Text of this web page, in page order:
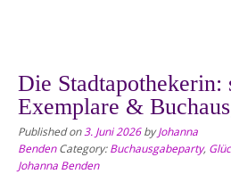
Die Stadtapothekerin:
Exemplare &
Published on3. Juni 2026byJohanna
BendenCategory: Buchausgabeparty,
Johanna Benden